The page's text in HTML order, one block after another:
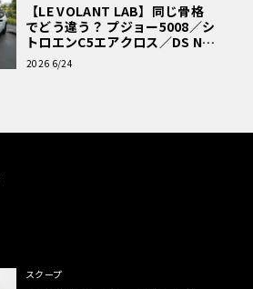
【LE VOLANT LAB】同じ骨格
でどう違う？ プジョー5008／シ
トロエンC5エアクロス／DS Nº4
読者一気乗りレポート
2026 6/24
スクープ